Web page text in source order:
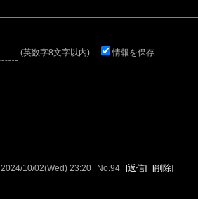
(英数字8文字以内) 情報を保存
2024/10/02(Wed) 23:20 No.94 [返信] [削除]